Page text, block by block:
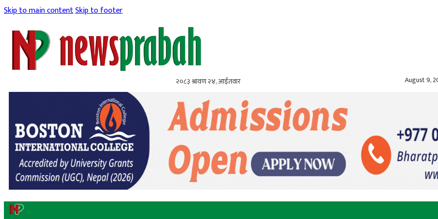
Skip to main contentSkip to footer
२०८३ श्रावण २४, आईतवार August 9,